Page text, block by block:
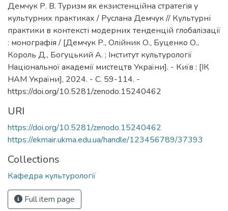
Демчук Р. В. Туризм як екзистенційна стратегія у
культурних практиках / Руслана Демчук // Культурні
практики в контексті модерних тенденцій глобалізації
: монографія / [Демчук Р., Олійник О., Буценко О.,
Король Д., Богуцький А. ; Інститут культурології
Національної академії мистецтв України]. - Київ : [ІК
НАМ України], 2024. - С. 59-114. -
https://doi.org/10.5281/zenodo.15240462
URI
https://doi.org/10.5281/zenodo.15240462
https://ekmair.ukma.edu.ua/handle/123456789/37393
Collections
Кафедра культурології
Full item page